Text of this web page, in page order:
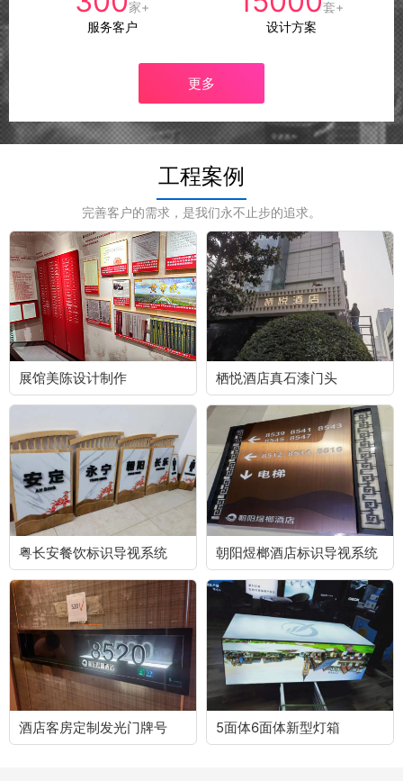
家+
服务客户
套+
设计方案
更多
工程案例
完善客户的需求，是我们永不止步的追求。
展馆美陈设计制作 栖悦酒店真石漆门头
粤长安餐饮标识导视系统 朝阳煜榔酒店标识导视系统
酒店客房定制发光门牌号 5面体6面体新型灯箱